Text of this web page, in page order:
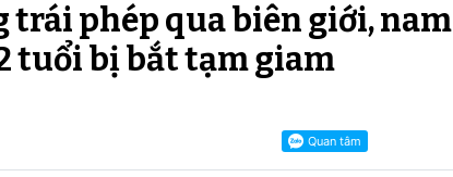
trái phép qua biên giới, nam
tuổi bị bắt tạm giam